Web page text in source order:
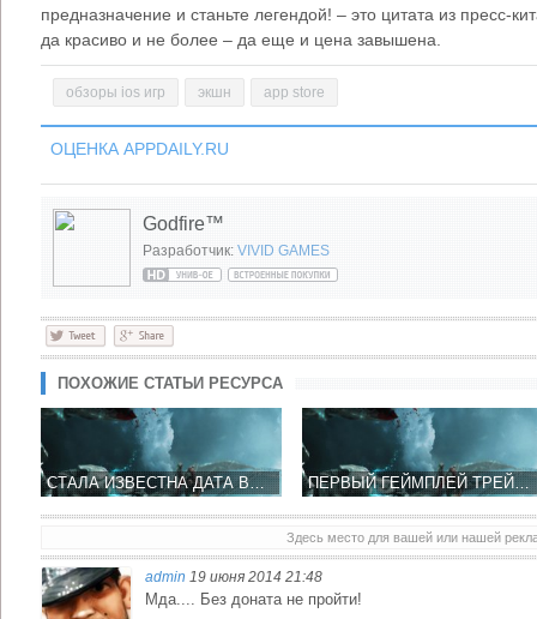
предназначение и станьте легендой! – это цитата из пресс-
да красиво и не более – да еще и цена завышена.
обзоры ios игр экшн app store
ОЦЕНКА APPDAILY.RU
Godfire™
Разработчик: VIVID GAMES
ПОХОЖИЕ СТАТЬИ РЕСУРСА
СТАЛА ИЗВЕСТНА ДАТА ВЫХОДА GODFIRE: RISE OF PROMETHEUS В APP STORE ПЕРВЫЙ ГЕЙМПЛЕЙ ТРЕЙЛЕР ИГРЫ GODFIRE: RISE OF PROMETHEUS
GODFIRE: RISE OF PROMETHEUS - ВРЕМЯ ГЕРОЕВ, БОГОВ И МИСТИЧЕСКИХ СУЩЕСТВ
Здесь место для вашей или нашей
admin 19 июня 2014 21:48
Мда.... Без доната не пройти!